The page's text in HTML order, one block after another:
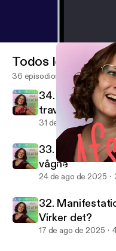
34. Hvordan
Skabsspirituel
Todos los
36 episodios
34. Hvordan
travl hverdag
31 de ago de 2025
33. Det
vågne
24 de ago de 2025
32.
Virker det?
17 de ago de 2025